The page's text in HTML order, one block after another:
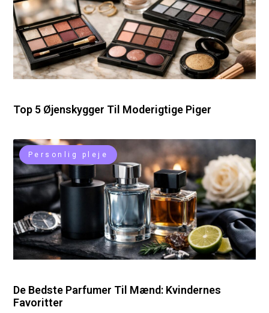
Top 5 Øjenskygger Til Moderigtige Piger
Personlig pleje
De Bedste Parfumer Til Mænd: Kvindernes
Favoritter